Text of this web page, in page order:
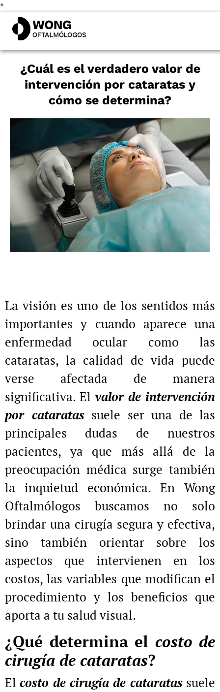
*
¿Cuál es el verdadero valor de
intervención por cataratas y
cómo se determina?
La visión es uno de los sentidos más
importantes y cuando aparece una
enfermedad ocular como las
cataratas, la calidad de vida puede
verse afectada de manera
significativa. El valor de intervención
por cataratassuele ser una de las
principales dudas de nuestros
pacientes, ya que más allá de la
preocupación médica surge también
la inquietud económica. En Wong
Oftalmólogos buscamos no solo
brindar una cirugía segura y efectiva,
sino también orientar sobre los
aspectos que intervienen en los
costos, las variables que modifican el
procedimiento y los beneficios que
aporta a tu salud visual.
¿Qué determina el costo de
cirugía de cataratas?
Elcosto de cirugía de cataratassuele